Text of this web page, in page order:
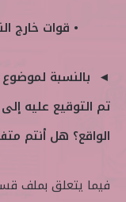
• قوات خارج
◄ بالنسبة لموضوع
تم التوقيع عليه
الواقع؟ هل أنتم
فيما يتعلق بملف